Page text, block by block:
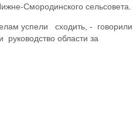
Смородинского сельсовета.
успели сходить, - говорили
области за